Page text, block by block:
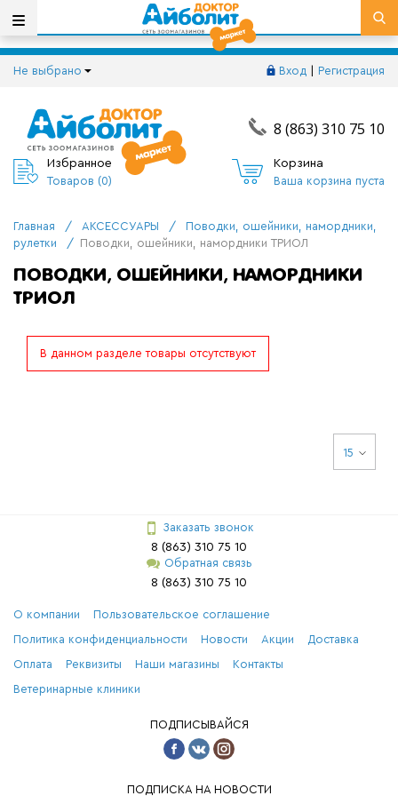
Не выбрано Вход Регистрация
8 (863) 310 75 10
Избранное
Товаров (0)
Корзина
Ваша корзина пуста
Главная / АКСЕССУАРЫ /
Поводки, ошейники, намордники,
рулетки
/ Поводки, ошейники, намордники ТРИОЛ
ПОВОДКИ, ОШЕЙНИКИ, НАМОРДНИКИ
ТРИОЛ
В данном разделе товары отсутствуют
15
Заказать звонок
8 (863) 310 75 10
Обратная связь
8 (863) 310 75 10
О компании Пользовательское соглашение
Политика конфиденциальности Новости Акции Доставка
Оплата Реквизиты Наши магазины Контакты
Ветеринарные клиники
ПОДПИСЫВАЙСЯ
ПОДПИСКА НА НОВОСТИ